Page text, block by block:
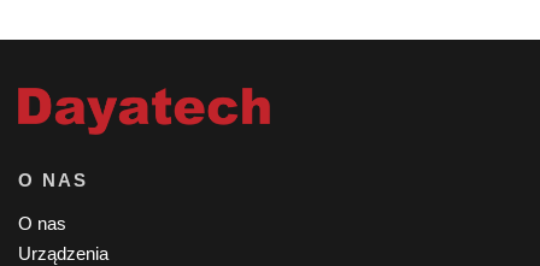
O NAS
O nas
Urządzenia